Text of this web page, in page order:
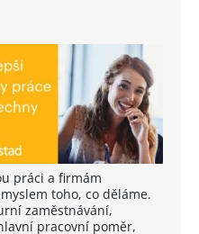
práci a firmám
toho, co děláme.
zaměstnávání,
pracovní poměr,